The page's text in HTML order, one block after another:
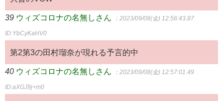
39 ウィズコロナの名無しさん ：2023/09/08(金) 12:56:43.87
ID:YbCyKaHV0
第2第3の田村瑠奈が現れる予言的中
40 ウィズコロナの名無しさん ：2023/09/08(金) 12:57:01.49
ID:aXGJ9j+m0